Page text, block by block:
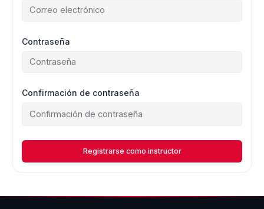
Contraseña
Confirmación de contraseña
Registrarse como instructor